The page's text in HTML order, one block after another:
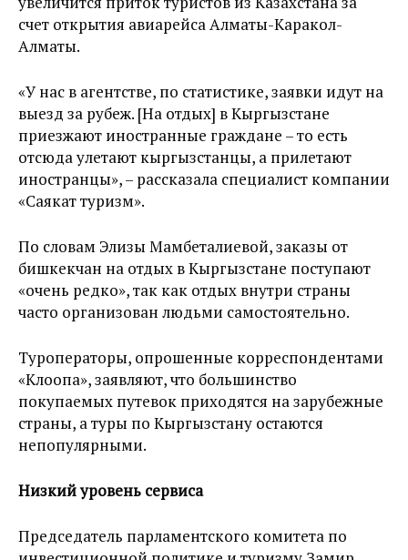
счет открытия авиарейса Алматы-Каракол-
Алматы.
«У нас в агентстве, по статистике, заявки идут на
выезд за рубеж. [На отдых] в Кыргызстане
приезжают иностранные граждане – то есть
отсюда улетают кыргызстанцы, а прилетают
иностранцы», – рассказала специалист компании
«Саякат туризм».
По словам Элизы Мамбеталиевой, заказы от
бишкекчан на отдых в Кыргызстане поступают
«очень редко», так как отдых внутри страны
часто организован людьми самостоятельно.
Туроператоры, опрошенные корреспондентами
«Клоопа», заявляют, что большинство
покупаемых путевок приходятся на зарубежные
страны, а туры по Кыргызстану остаются
непопулярными.
Низкий уровень сервиса
Председатель парламентского комитета по